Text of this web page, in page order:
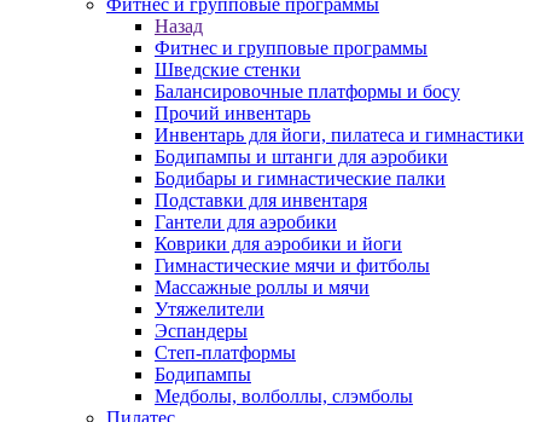
Фитнес и групповые программы
Назад
Фитнес и групповые программы
Шведские стенки
Балансировочные платформы и босу
Прочий инвентарь
Инвентарь для йоги, пилатеса и гимнастики
Бодипампы и штанги для аэробики
Бодибары и гимнастические палки
Подставки для инвентаря
Гантели для аэробики
Коврики для аэробики и йоги
Гимнастические мячи и фитболы
Массажные роллы и мячи
Утяжелители
Эспандеры
Степ-платформы
Бодипампы
Медболы, волболлы, слэмболы
Пилатес